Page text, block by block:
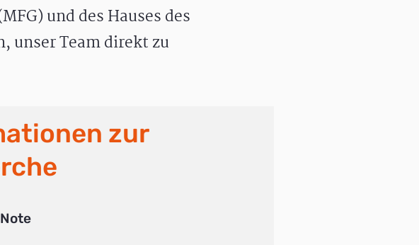
und des Hauses des
unser Team direkt zu
zur